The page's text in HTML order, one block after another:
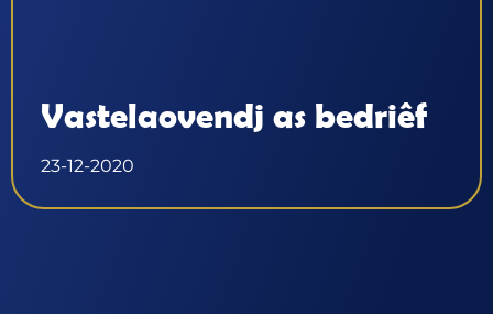
Vastelaovendj as bedriêf
23-12-2020